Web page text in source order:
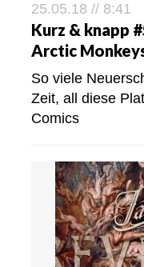
25.05.18 // 8:41
Kurz & knapp
Arctic
So viele
Zeit, all diese
Comics